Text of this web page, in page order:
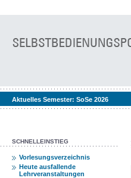
Aktuelles Semester: SoSe 2026
SCHNELLEINSTIEG
Vorlesungsverzeichnis
Heute ausfallende
Lehrveranstaltungen